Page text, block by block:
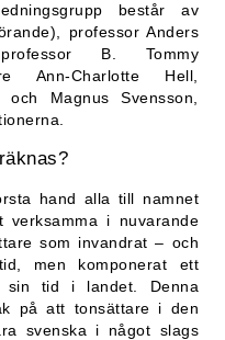
består av
professor Anders
B. Tommy
Ann-Charlotte Hell,
Magnus Svensson,
hand alla till namnet
verksamma i nuvarande
som invandrat – och
men komponerat ett
sin tid i landet. Denna
på att tonsättare i den
svenska i något slags